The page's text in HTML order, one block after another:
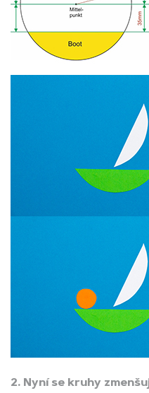
2. Nyní se kruhy